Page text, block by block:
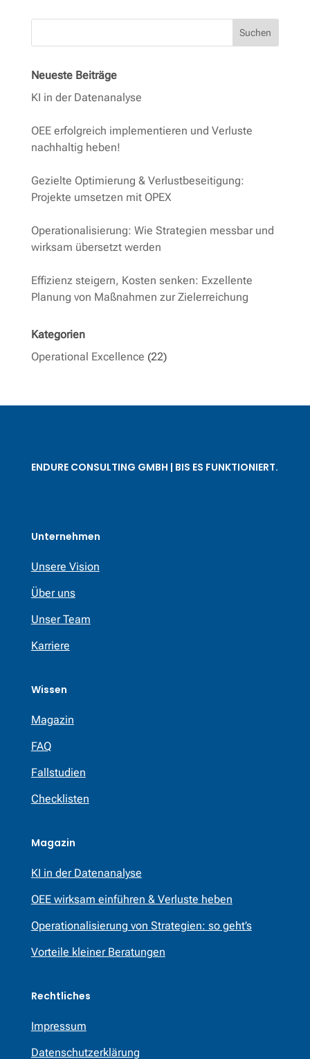
Suchen
Neueste Beiträge
KI in der Datenanalyse
OEE erfolgreich implementieren und Verluste
nachhaltig heben!
Gezielte Optimierung & Verlustbeseitigung:
Projekte umsetzen mit OPEX
Operationalisierung: Wie Strategien messbar und
wirksam übersetzt werden
Effizienz steigern, Kosten senken: Exzellente
Planung von Maßnahmen zur Zielerreichung
Kategorien
Operational Excellence (22)
ENDURE CONSULTING GMBH | BIS ES FUNKTIONIERT.
Unternehmen
Unsere Vision
Über uns
Unser Team
Karriere
Wissen
Magazin
FAQ
Fallstudien
Checklisten
Magazin
KI in der Datenanalyse
OEE wirksam einführen & Verluste heben
Operationalisierung von Strategien: so geht’s
Vorteile kleiner Beratungen
Rechtliches
Impressum
Datenschutzerklärung